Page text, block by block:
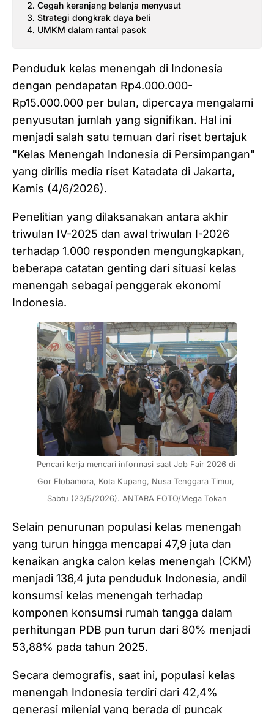
Cegah keranjang belanja menyusut
Strategi dongkrak daya beli
UMKM dalam rantai pasok
Penduduk kelas menengah di Indonesia
dengan pendapatan Rp4.000.000-
Rp15.000.000 per bulan, dipercaya mengalami
penyusutan jumlah yang signifikan. Hal ini
menjadi salah satu temuan dari riset bertajuk
"Kelas Menengah Indonesia di Persimpangan"
yang dirilis media riset Katadata di Jakarta,
Kamis (4/6/2026).
Penelitian yang dilaksanakan antara akhir
triwulan IV-2025 dan awal triwulan I-2026
terhadap 1.000 responden mengungkapkan,
beberapa catatan genting dari situasi kelas
menengah sebagai penggerak ekonomi
Indonesia.
Pencari kerja mencari informasi saat Job Fair 2026 di
Gor Flobamora, Kota Kupang, Nusa Tenggara Timur,
Sabtu (23/5/2026). ANTARA FOTO/Mega Tokan
Selain penurunan populasi kelas menengah
yang turun hingga mencapai 47,9 juta dan
kenaikan angka calon kelas menengah (CKM)
menjadi 136,4 juta penduduk Indonesia, andil
konsumsi kelas menengah terhadap
komponen konsumsi rumah tangga dalam
perhitungan PDB pun turun dari 80% menjadi
53,88% pada tahun 2025.
Secara demografis, saat ini, populasi kelas
menengah Indonesia terdiri dari 42,4%
generasi milenial yang berada di puncak